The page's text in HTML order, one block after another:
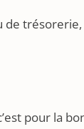
de
pour la